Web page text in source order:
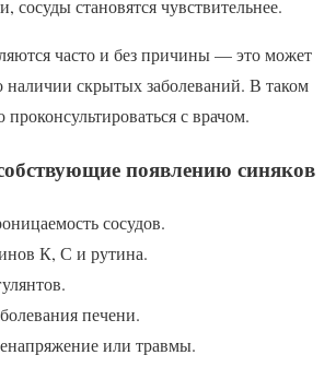
сосуды становятся чувствительнее.
часто и без причины — это может
наличии скрытых заболеваний. В таком
проконсультироваться с врачом.
появлению синяков
сосудов.
К, С и рутина.
печени.
или травмы.